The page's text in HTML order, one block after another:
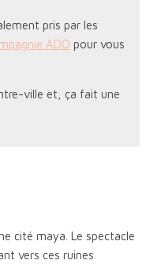
pris par les
ADO pour vous
ville et, ça fait une
cité maya. Le spectacle
vers ces ruines